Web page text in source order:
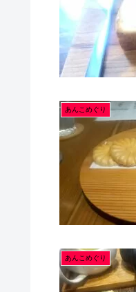
あんこめぐり
あんこめぐり